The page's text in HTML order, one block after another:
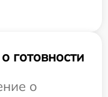
готовности
о